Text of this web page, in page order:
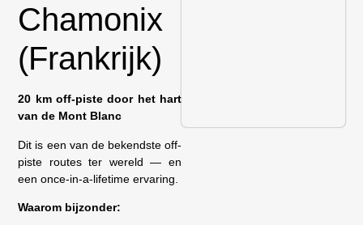
Chamonix
(Frankrijk)
20 km off-piste door het hart
van de Mont Blanc
Dit is een van de bekendste off-
piste routes ter wereld — en
een once-in-a-lifetime ervaring.
Waarom bijzonder: